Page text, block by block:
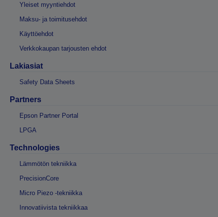
Yleiset myyntiehdot
Maksu- ja toimitusehdot
Käyttöehdot
Verkkokaupan tarjousten ehdot
Lakiasiat
Safety Data Sheets
Partners
Epson Partner Portal
LPGA
Technologies
Lämmötön tekniikka
PrecisionCore
Micro Piezo -tekniikka
Innovatiivista tekniikkaa